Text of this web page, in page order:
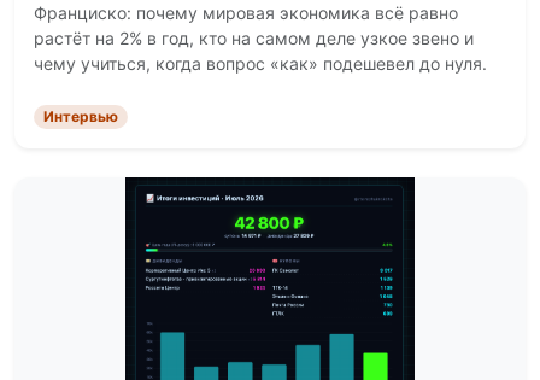
Франциско: почему мировая экономика всё равно
растёт на 2% в год, кто на самом деле узкое звено и
чему учиться, когда вопрос «как» подешевел до нуля.
Интервью